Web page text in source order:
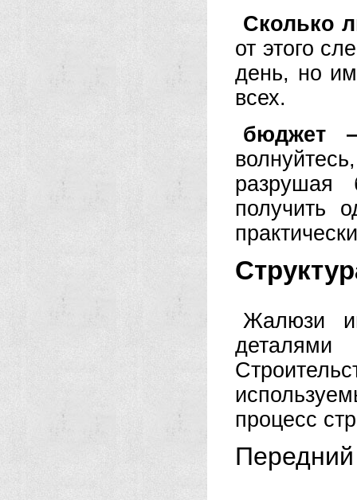
Сколько
от этого
день, но
всех.
бюджет
получить
Жалюзи
процесс
Передний